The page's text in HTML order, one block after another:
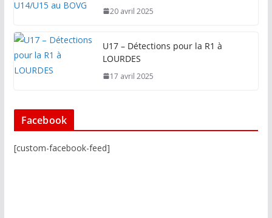
20 avril 2025
U17 – Détections pour la R1 à
LOURDES
17 avril 2025
Facebook
[custom-facebook-feed]